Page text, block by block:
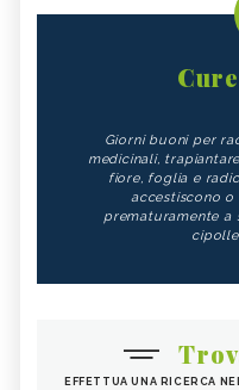
Giorni buoni per
medicinali,
fiore, foglia e
accestiscono o
prematuramente a
EFFETTUA UNA RICERCA